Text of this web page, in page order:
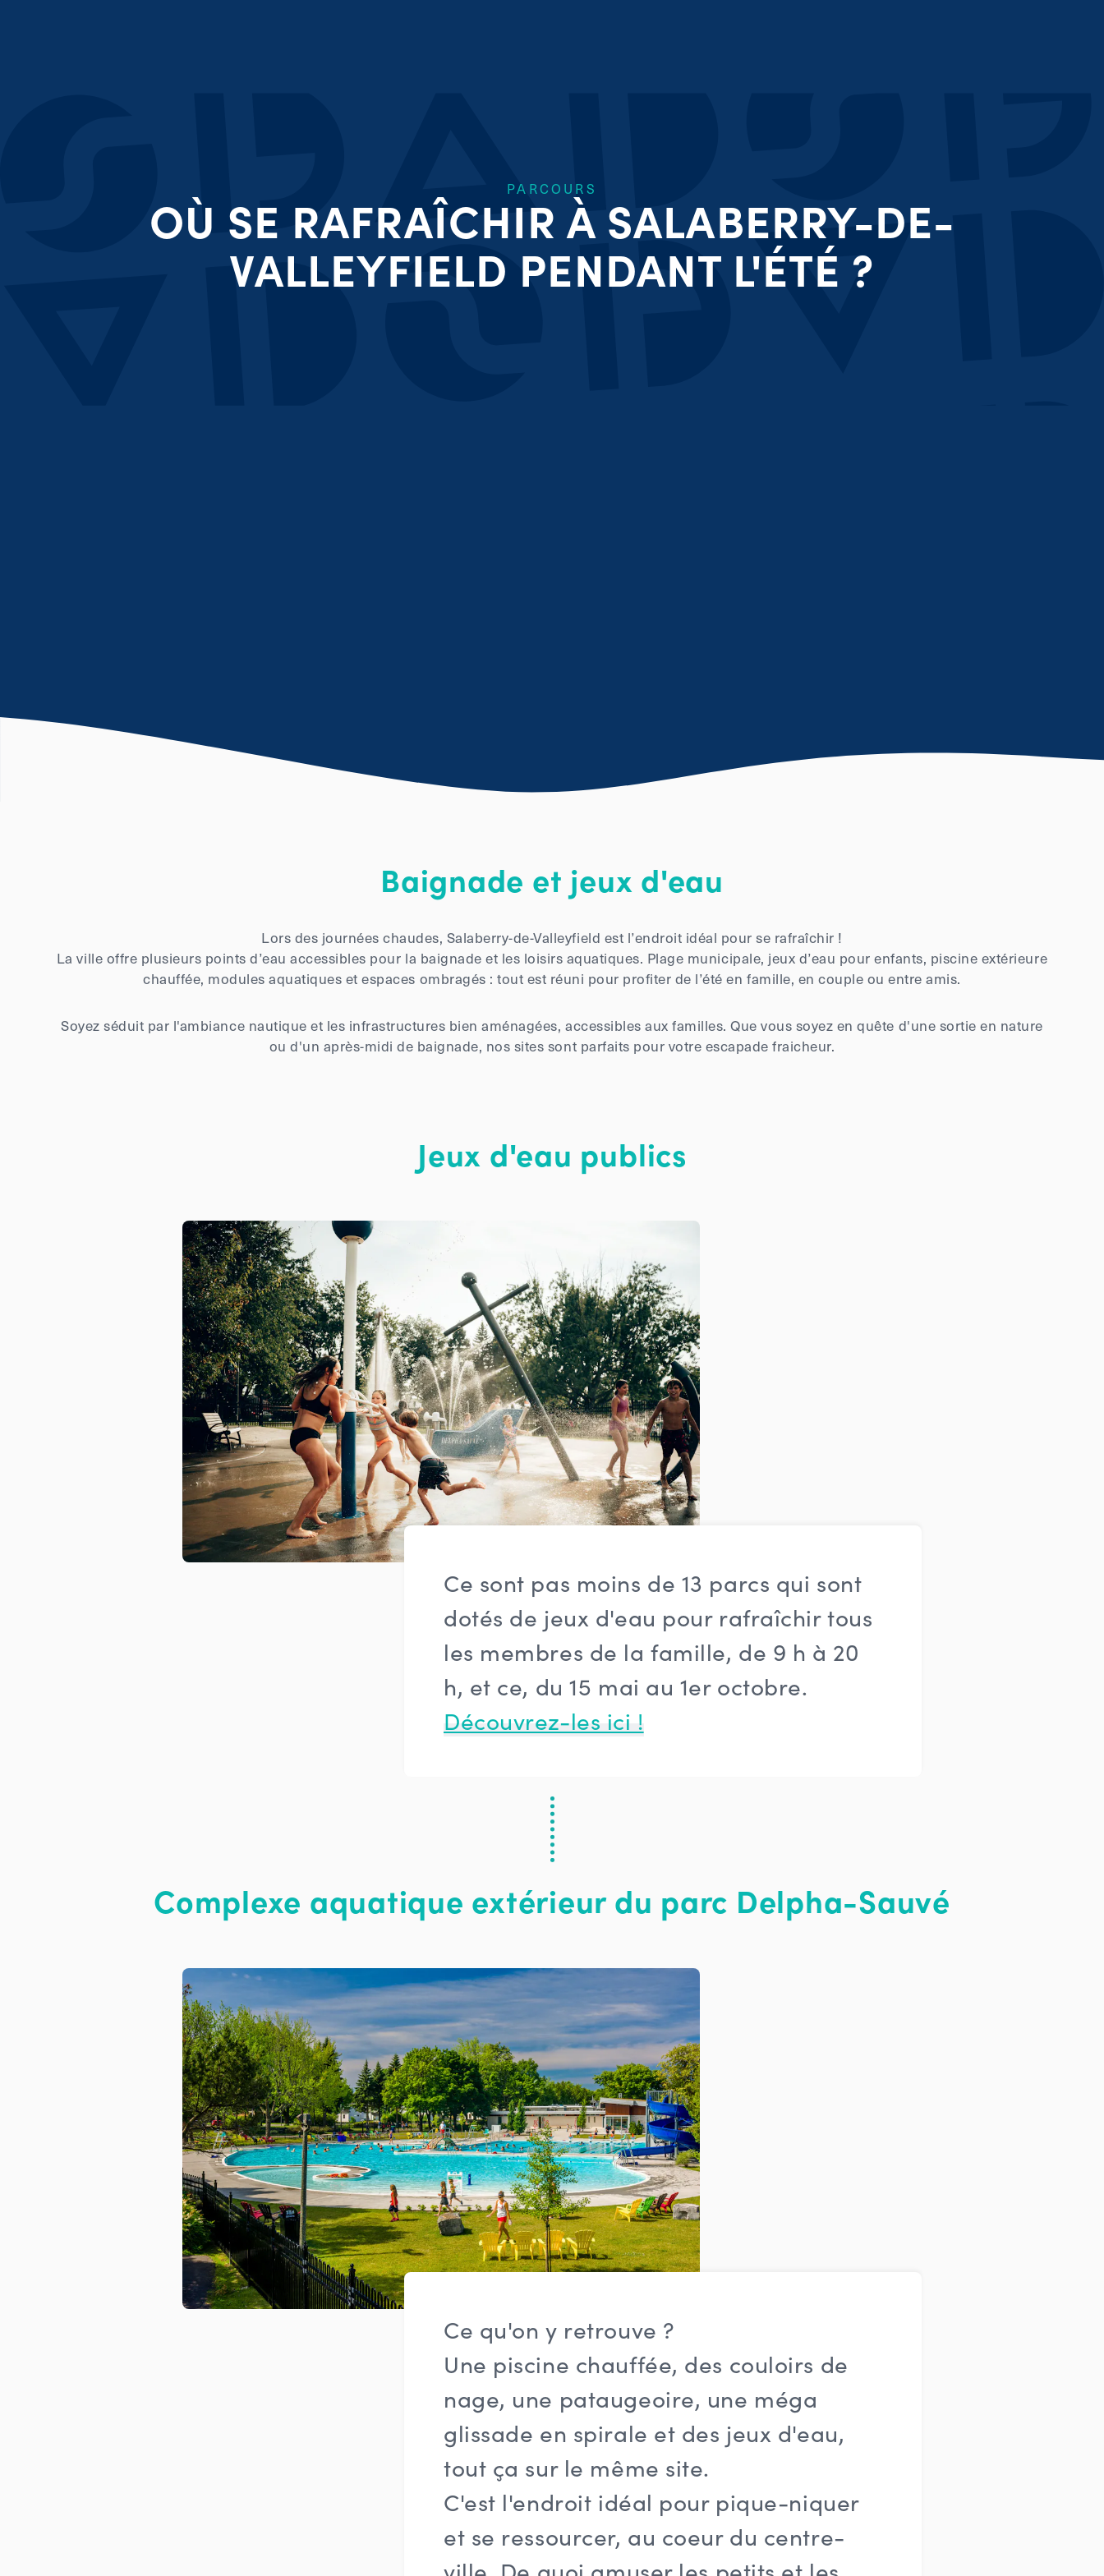
PARCOURS
OÙ SE RAFRAÎCHIR À SALABERRY-DE-
VALLEYFIELD PENDANT L'ÉTÉ ?
Baignade et jeux d'eau
Lors des journées chaudes, Salaberry-de-Valleyfield est l’endroit idéal pour se rafraîchir !
La ville offre plusieurs points d’eau accessibles pour la baignade et les loisirs aquatiques. Plage municipale, jeux d’eau pour enfants, piscine extérieure
chauffée, modules aquatiques et espaces ombragés : tout est réuni pour profiter de l’été en famille, en couple ou entre amis.
Soyez séduit par l'ambiance nautique et les infrastructures bien aménagées, accessibles aux familles. Que vous soyez en quête d'une sortie en nature
ou d'un après-midi de baignade, nos sites sont parfaits pour votre escapade fraicheur.
Jeux d'eau publics
Ce sont pas moins de 13 parcs qui sont
dotés de jeux d'eau pour rafraîchir tous
les membres de la famille, de 9 h à 20
h, et ce, du 15 mai au 1er octobre.
Découvrez-les ici !
Complexe aquatique extérieur du parc Delpha-Sauvé
Ce qu'on y retrouve ?
Une piscine chauffée, des couloirs de
nage, une pataugeoire, une méga
glissade en spirale et des jeux d'eau,
tout ça sur le même site.
C'est l'endroit idéal pour pique-niquer
et se ressourcer, au coeur du centre-